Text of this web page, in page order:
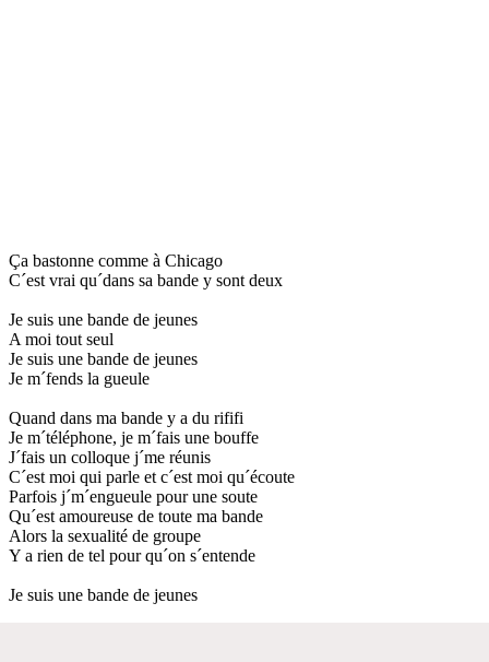
Ça bastonne comme à Chicago
C´est vrai qu´dans sa bande y sont deux
Je suis une bande de jeunes
A moi tout seul
Je suis une bande de jeunes
Je m´fends la gueule
Quand dans ma bande y a du rififi
Je m´téléphone, je m´fais une bouffe
J´fais un colloque j´me réunis
C´est moi qui parle et c´est moi qu´écoute
Parfois j´m´engueule pour une soute
Qu´est amoureuse de toute ma bande
Alors la sexualité de groupe
Y a rien de tel pour qu´on s´entende
Je suis une bande de jeunes